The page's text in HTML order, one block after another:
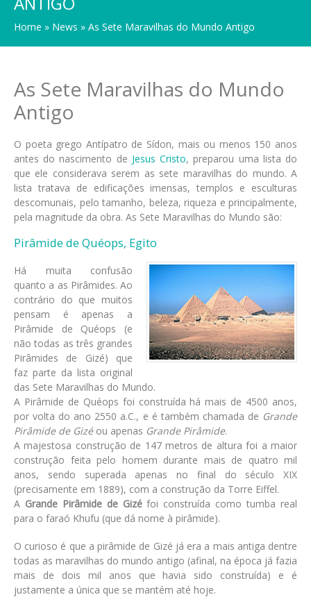
Home » News » As Sete Maravilhas do Mundo Antigo
As Sete Maravilhas do Mundo
Antigo
O poeta grego Antípatro de Sídon, mais ou menos 150 anos
antes do nascimento de Jesus Cristo, preparou uma lista do
que ele considerava serem as sete maravilhas do mundo. A
lista tratava de edificações imensas, templos e esculturas
descomunais, pelo tamanho, beleza, riqueza e principalmente,
pela magnitude da obra. As Sete Maravilhas do Mundo são:
Pirâmide de Quéops, Egito
Há muita confusão
quanto a as Pirâmides. Ao
contrário do que muitos
pensam é apenas a
Pirâmide de Quéops (e
não todas as três grandes
Pirâmides de Gizé) que
faz parte da lista original
das Sete Maravilhas do Mundo.
A Pirâmide de Quéops foi construída há mais de 4500 anos,
por volta do ano 2550 a.C., e é também chamada de Grande
Pirâmide de Gizéou apenas Grande Pirâmide.
A majestosa construção de 147 metros de altura foi a maior
construção feita pelo homem durante mais de quatro mil
anos, sendo superada apenas no final do século XIX
(precisamente em 1889), com a construção da Torre Eiffel.
A Grande Pirâmide de Gizéfoi construída como tumba real
para o faraó Khufu (que dá nome à pirâmide).
O curioso é que a pirâmide de Gizé já era a mais antiga dentre
todas as maravilhas do mundo antigo (afinal, na época já fazia
mais de dois mil anos que havia sido construída) e é
justamente a única que se mantém até hoje.